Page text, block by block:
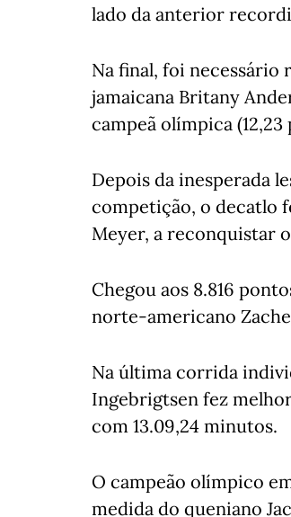
lado da anterior
Na final, foi necessário
jamaicana Britany
campeã olímpica (12,23
Depois da inesperada
competição, o decatlo
Meyer, a reconquistar
Chegou aos 8.816
norte-americano
Na última corrida
Ingebrigtsen fez
com 13.09,24 minutos.
O campeão olímpico
medida do queniano